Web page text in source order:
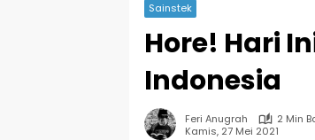
Sainstek
Hore! Hari
Indonesia
Feri Anugrah
2 Min
Kamis, 27 Mei 2021